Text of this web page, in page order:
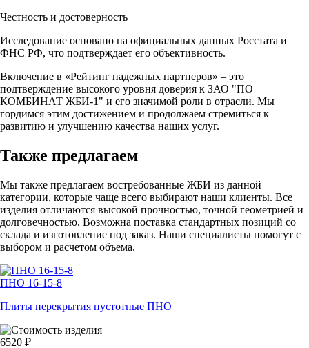
Честность и достоверность
Исследование основано на официальных данных Росстата и
ФНС РФ, что подтверждает его объективность.
Включение в «Рейтинг надежных партнеров» – это
подтверждение высокого уровня доверия к ЗАО "ПО
КОМБИНАТ ЖБИ-1" и его значимой роли в отрасли. Мы
гордимся этим достижением и продолжаем стремиться к
развитию и улучшению качества наших услуг.
Также предлагаем
Мы также предлагаем востребованные ЖБИ из данной
категории, которые чаще всего выбирают наши клиенты. Все
изделия отличаются высокой прочностью, точной геометрией и
долговечностью. Возможна поставка стандартных позиций со
склада и изготовление под заказ. Наши специалисты помогут с
выбором и расчетом объема.
ПНО 16-15-8
Плиты перекрытия пустотные ПНО
6520 ₽